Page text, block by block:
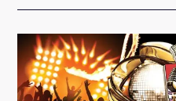
Q,
CONNECT-
R,
ALEX
VELEA
SI
ALTII